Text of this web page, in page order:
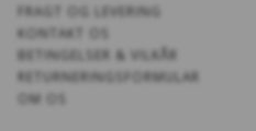
FRAGT OG LEVERING
KONTAKT OS
BETINGELSER & VILKÅR
RETURNERINGSFORMULAR
OM OS